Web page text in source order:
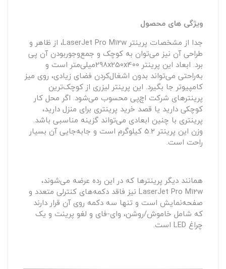
ویژگی های محصول
جدا از مشخصات پرینتر LaserJet Pro M12w، از ظاهر و
طراحی آن نیز می‌توان به کوچک و جمع‌وجوربودن آن پی
برد. ابعاد این پرینتر 298x250x400میلی‌متر است و
به‌راحتی می‌تواند بدون اشغال‌کردن فضای زیادی، روی میز
کامپیوتر جا بگیرد. این پرینتر لیزری از کوچک‌ترین
پرینترهای شرکت اچ‌پی محسوب می‌شود. اگر محل کار
کوچکی دارید یا قصد خرید پرینتری برای منزل دارید،
پرینتری با چنین ابعادی می‌تواند گزینه مناسبی باشد.
وزن این پرینتر 5.2 کیلوگرم است و جابه‌جایی آن بسیار
راحت است.
همانند دیگر پرینترها که در این رده عرضه می‌شوند،
LaserJet Pro M12w نیز فاقد دکمه‌های کنترلی متعدد و
صفحه‌نمایش است و تنها سه دکمه روی آن قرار دارند
که شامل خاموش/روشن، وای-فای و لغو پرینت و یک
چراغ LED است.